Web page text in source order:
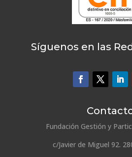
Síguenos en las
Fundación Gestión y
c/Javier de Miguel 92.